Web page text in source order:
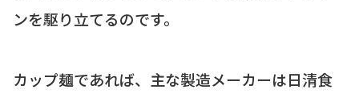
ンを駆り立てるのです。
カップ麺であれば、主な製造メーカーは日清食